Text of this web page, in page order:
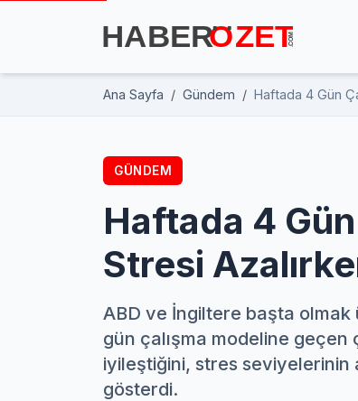
Ana Sayfa Gündem Haftada 4 Gün
GÜNDEM
Haftada 4 Gün
Stresi
ABD ve İngiltere başta olmak
gün çalışma modeline geçen
iyileştiğini, stres seviyelerinin
gösterdi.